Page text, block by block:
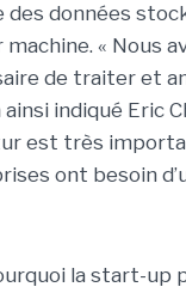
des données
« Nous
de traiter et
indiqué Eric
est très
ont besoin
la start-up